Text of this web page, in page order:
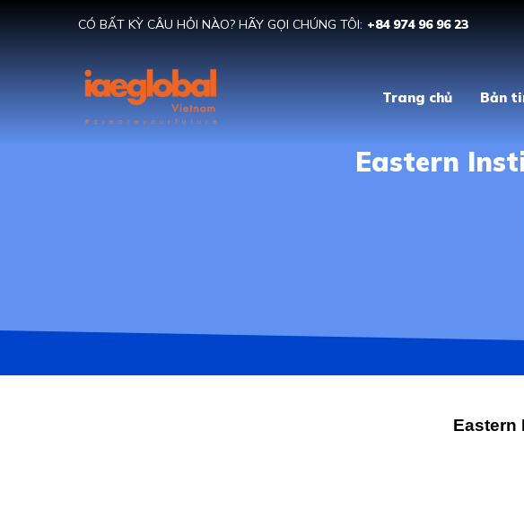
CÓ BẤT KỲ CÂU HỎI NÀO? HÃY GỌI CHÚNG TÔI: +84 974 96 96 23
Trang chủ Bản
Eastern
Eastern